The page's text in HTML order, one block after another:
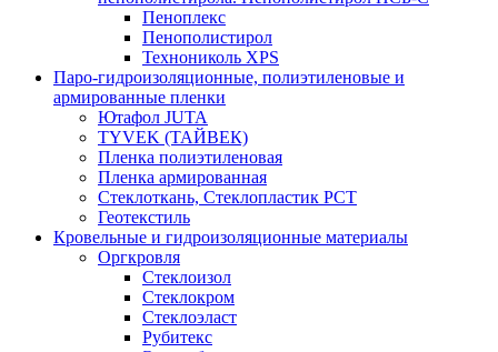
Пеноплекс
Пенополистирол
Технониколь XPS
Паро-гидроизоляционные, полиэтиленовые и
армированные пленки
Ютафол JUTA
TYVEK (ТАЙВЕК)
Пленка полиэтиленовая
Пленка армированная
Стеклоткань, Стеклопластик РСТ
Геотекстиль
Кровельные и гидроизоляционные материалы
Оргкровля
Стеклоизол
Стеклокром
Стеклоэласт
Рубитекс